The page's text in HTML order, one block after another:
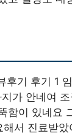
기 후기 1
가 안네여
이 있네요
서 진료받